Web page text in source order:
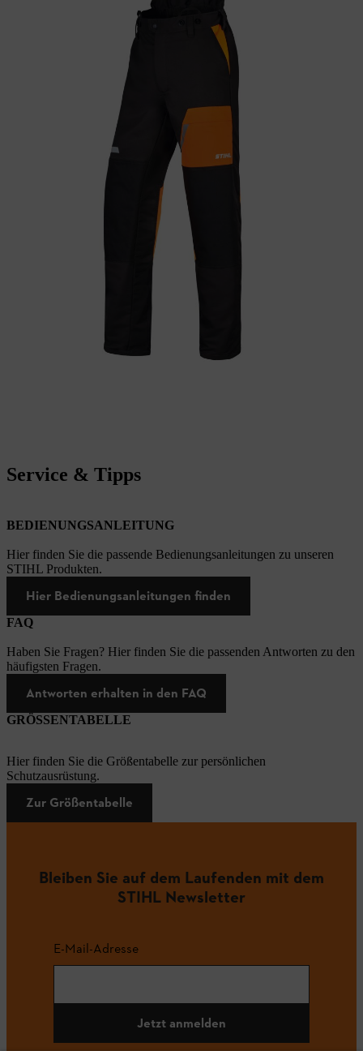
Service & Tipps
BEDIENUNGSANLEITUNG
Hier finden Sie die passende Bedienungsanleitungen zu unseren
STIHL Produkten.
Hier Bedienungsanleitungen finden
FAQ
Haben Sie Fragen? Hier finden Sie die passenden Antworten zu den
häufigsten Fragen.
Antworten erhalten in den FAQ
GRÖSSENTABELLE
Hier finden Sie die Größentabelle zur persönlichen
Schutzausrüstung.
Zur Größentabelle
Bleiben Sie auf dem Laufenden mit dem
STIHL Newsletter
E-Mail-Adresse
Jetzt anmelden